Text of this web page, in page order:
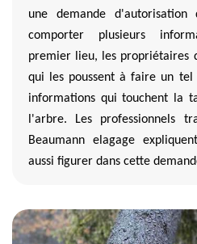
une demande
comporter plusieurs
premier lieu, les propriétaires
qui les poussent à faire un
informations qui touchent la
l'arbre. Les professionnels
Beaumann elagage
aussi figurer dans cette